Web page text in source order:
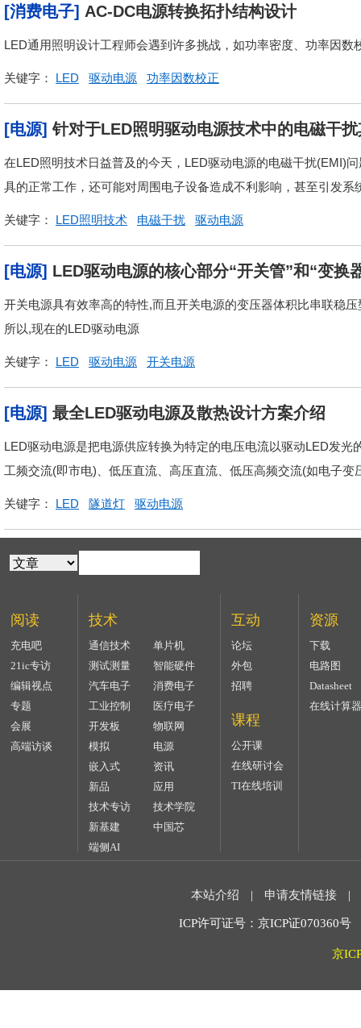
[消费电子] AC-DC电源转换拓扑结构设计
LED通用照明设计工程师会遇到许多挑战，如功率密度、功率因数
关键字： LED 驱动电源 功率因数校正
[电源] 针对于LED照明驱动电源技术中的电磁干
在LED照明技术日益普及的今天，LED驱动电源的电磁干扰(EMI)
具的正常工作，还可能对周围电子设备造成不利影响，甚至引发
关键字： LED照明技术 电磁干扰 驱动电源
[电源] LED驱动电源的核心部分“开关管”和“变换
开关电源具有效率高的特性,而且开关电源的变压器体积比串联稳
所以,现在的LED驱动电源
关键字： LED 驱动电源 开关电源
[电源] 最全LED驱动电源及散热设计方案介绍
LED驱动电源是把电源供应转换为特定的电压电流以驱动LED发
工频交流(即市电)、低压直流、高压直流、低压高频交流(如电子变
关键字： LED 隧道灯 驱动电源
阅读
充电吧
21ic专访
编辑视点
专题
会展
高端访谈
技术
通信技术
单片机
测试测量
智能硬件
汽车电子
消费电子
工业控制
医疗电子
开发板
物联网
模拟
电源
嵌入式
资讯
新品
应用
技术专访
技术学院
新基建
中国芯
端侧AI
互动
论坛
外包
招聘
课程
公开课
在线研讨会
TI在线培训
资源
下载
电路图
Datasheet
在线计算器
本站介绍 | 申请友情链接 |
ICP许可证号：京ICP证070360
京